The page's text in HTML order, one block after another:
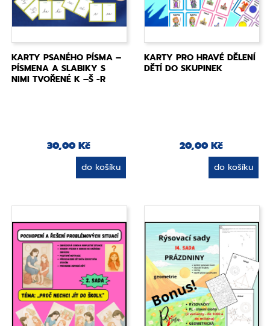
KARTY PSANÉHO PÍSMA –
PÍSMENA A SLABIKY S
NIMI TVOŘENÉ K –Š -R
30,00 Kč
do košíku
KARTY PRO HRAVÉ DĚLENÍ
DĚTÍ DO SKUPINEK
20,00 Kč
do košíku